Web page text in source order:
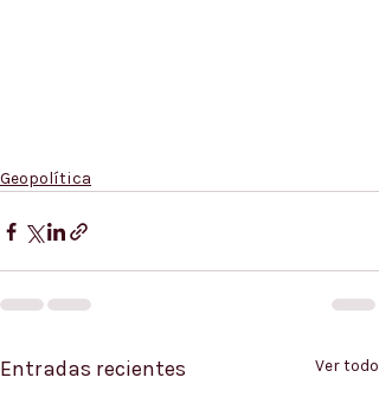
Geopolítica
Entradas recientes Ver todo